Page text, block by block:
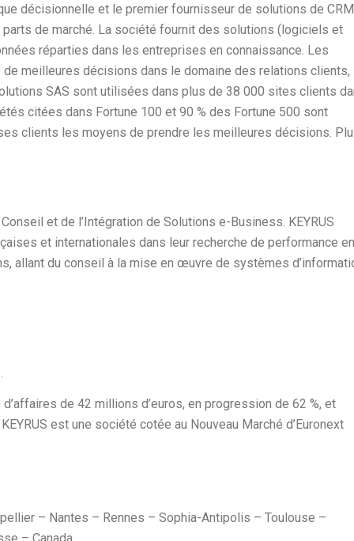
décisionnelle et le premier fournisseur de solutions de CRM
de marché. La société fournit des solutions (logiciels et
réparties dans les entreprises en connaissance. Les
meilleures décisions dans le domaine des relations clients,
SAS sont utilisées dans plus de 38 000 sites clients
citées dans Fortune 100 et 90 % des Fortune 500 sont
clients les moyens de prendre les meilleures décisions.
et de l’Intégration de Solutions e-Business. KEYRUS
et internationales dans leur recherche de performance en
allant du conseil à la mise en œuvre de systèmes
de 42 millions d’euros, en progression de 62 %, et
est une société cotée au Nouveau Marché d’Euronext
– Nantes – Rennes – Sophia-Antipolis – Toulouse –